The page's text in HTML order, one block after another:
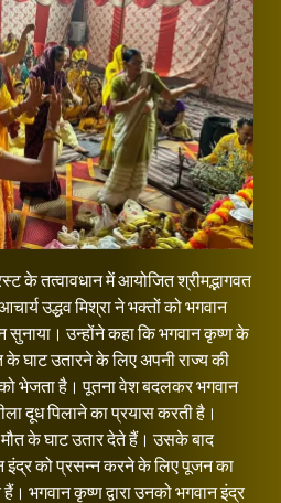
के तत्वावधान में आयोजित श्रीमद्भागवत
उद्धव मिश्रा ने भक्तों को भगवान
सुनाया। उन्होंने कहा कि भगवान कृष्ण के
घाट उतारने के लिए अपनी राज्य की
को भेजता है। पूतना वेश बदलकर भगवान
दूध पिलाने का प्रयास करती है।
के घाट उतार देते हैं। उसके बाद
इंद्र को प्रसन्न करने के लिए पूजन का
भगवान कृष्ण द्वारा उनको भगवान इंद्र